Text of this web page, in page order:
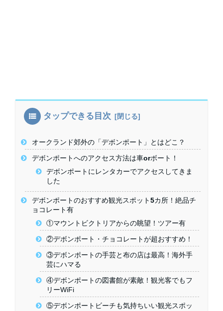
タップできる目次
オークランド郊外の「デボンポート」とはどこ？
デボンポートへのアクセス方法は車orボート！
デボンポートにレンタカーでアクセスしてきま
した
デボンポートのおすすめ観光スポット5カ所！絶品チ
ョコレート有
①マウントビクトリアからの眺望！ツアー有
②デボンポート・チョコレートが超おすすめ！
③デボンポートの手芸と布の店は最高！海外手
芸にハマる
④デボンポートの図書館が素敵！観光客でもフ
リーWiFi
⑤デボンポートビーチも気持ちいい観光スポッ